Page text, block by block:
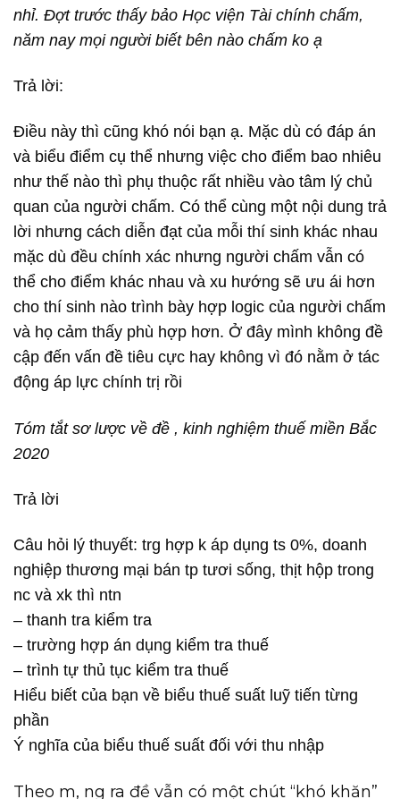
nhỉ. Đợt trước thấy bảo Học viện Tài chính chấm,
năm nay mọi người biết bên nào chấm ko ạ
Trả lời:
Điều này thì cũng khó nói bạn ạ. Mặc dù có đáp án
và biểu điểm cụ thể nhưng việc cho điểm bao nhiêu
như thế nào thì phụ thuộc rất nhiều vào tâm lý chủ
quan của người chấm. Có thể cùng một nội dung trả
lời nhưng cách diễn đạt của mỗi thí sinh khác nhau
mặc dù đều chính xác nhưng người chấm vẫn có
thể cho điểm khác nhau và xu hướng sẽ ưu ái hơn
cho thí sinh nào trình bày hợp logic của người chấm
và họ cảm thấy phù hợp hơn. Ở đây mình không đề
cập đến vấn đề tiêu cực hay không vì đó nằm ở tác
động áp lực chính trị rồi
Tóm tắt sơ lược về đề , kinh nghiệm thuế miền Bắc
2020
Trả lời
Câu hỏi lý thuyết: trg hợp k áp dụng ts 0%, doanh
nghiệp thương mại bán tp tươi sống, thịt hộp trong
nc và xk thì ntn
– thanh tra kiểm tra
– trường hợp án dụng kiểm tra thuế
– trình tự thủ tục kiểm tra thuế
Hiểu biết của bạn về biểu thuế suất luỹ tiến từng
phần
Ý nghĩa của biểu thuế suất đối với thu nhập
Theo m, ng ra đề vẫn có một chút “khó khăn”